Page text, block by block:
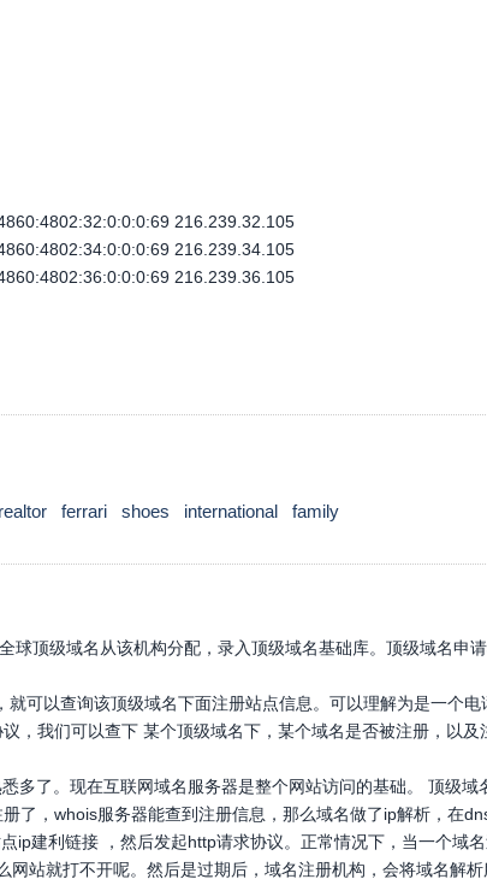
216.239.32.105
216.239.34.105
216.239.36.105
realtor ferrari shoes international family
球顶级域名从该机构分配，录入顶级域名基础库。顶级域名申
可以查询该顶级域名下面注册站点信息。可以理解为是一个
，我们可以查下 某个顶级域名下，某个域名是否被注册，以及
多了。现在互联网域名服务器是整个网站访问的基础。 顶级域
了，whois服务器能查到注册信息，那么域名做了ip解析，在
ip建利链接 ，然后发起http请求协议。正常情况下，当一个域
站就打不开呢。然后是过期后，域名注册机构，会将域名解析